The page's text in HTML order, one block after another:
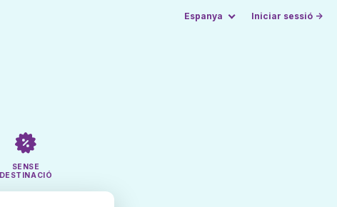
Espanya Iniciar sessió →
SENSE
DESTINACIÓ